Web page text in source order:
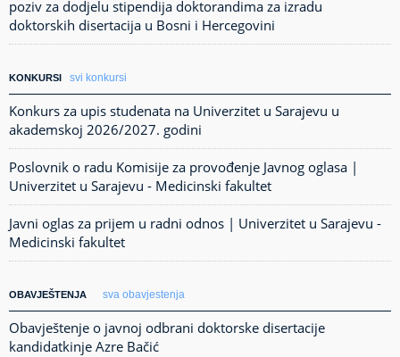
poziv za dodjelu stipendija doktorandima za izradu
doktorskih disertacija u Bosni i Hercegovini
KONKURSI svi konkursi
Konkurs za upis studenata na Univerzitet u Sarajevu u
akademskoj 2026/2027. godini
Poslovnik o radu Komisije za provođenje Javnog oglasa |
Univerzitet u Sarajevu - Medicinski fakultet
Javni oglas za prijem u radni odnos | Univerzitet u Sarajevu -
Medicinski fakultet
OBAVJEŠTENJA sva obavjestenja
Obavještenje o javnoj odbrani doktorske disertacije
kandidatkinje Azre Bačić